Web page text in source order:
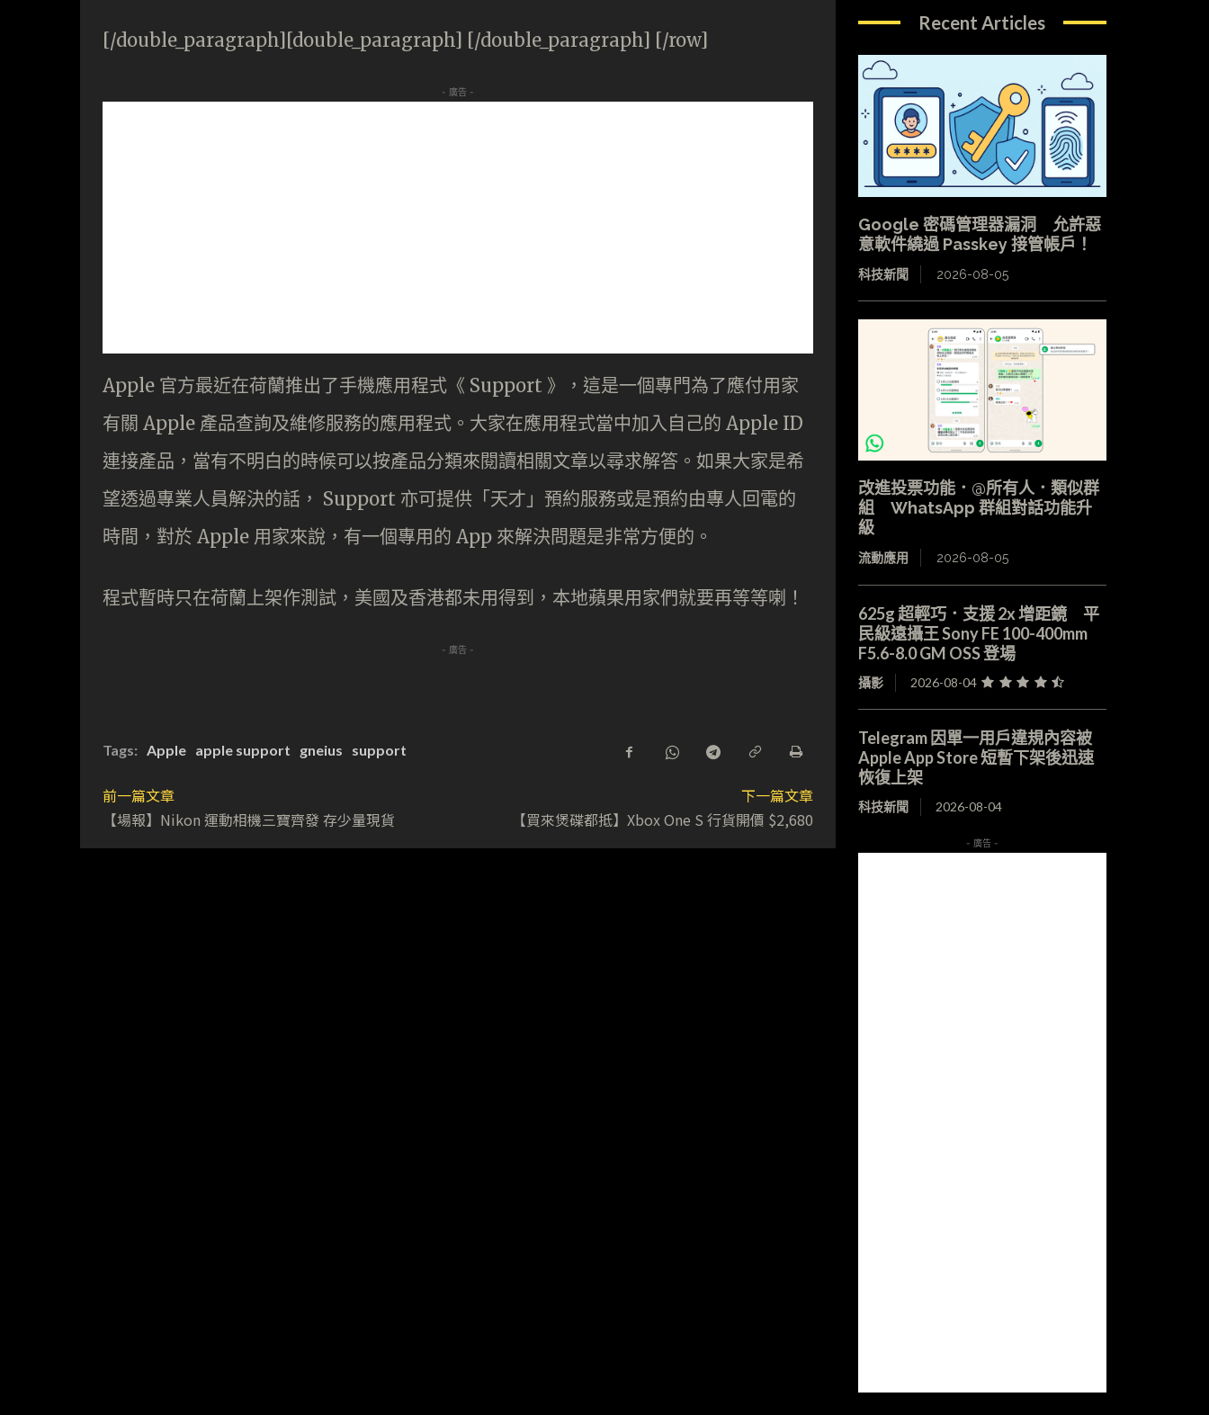
[/double_paragraph][double_paragraph] [/double_paragraph] [/row]
- 廣告 -
Apple 官方最近在荷蘭推出了手機應用程式《 Support 》，這是一個專門為了應付用家
有關 Apple 產品查詢及維修服務的應用程式。大家在應用程式當中加入自己的 Apple ID
連接產品，當有不明白的時候可以按產品分類來閱讀相關文章以尋求解答。如果大家是希
望透過專業人員解決的話， Support 亦可提供「天才」預約服務或是預約由專人回電的
時間，對於 Apple 用家來說，有一個專用的 App 來解決問題是非常方便的。
程式暫時只在荷蘭上架作測試，美國及香港都未用得到，本地蘋果用家們就要再等等喇！
- 廣告 -
Tags: Apple apple support gneius support
前一篇文章
【場報】Nikon 運動相機三寶齊發 存少量現貨
下一篇文章
【買來煲碟都抵】Xbox One S 行貨開價 $2,680
Recent Articles
Google 密碼管理器漏洞 允許惡
意軟件繞過 Passkey 接管帳戶！
科技新聞 2026-08-05
改進投票功能．@所有人．類似群
組 WhatsApp 群組對話功能升
級
流動應用 2026-08-05
625g 超輕巧．支援 2x 增距鏡 平
民級遠攝王 Sony FE 100-400mm
F5.6-8.0 GM OSS 登場
攝影 2026-08-04
Telegram 因單一用戶違規內容被
Apple App Store 短暫下架後迅速
恢復上架
科技新聞 2026-08-04
- 廣告 -